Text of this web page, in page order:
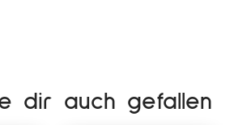
dir auch gefallen